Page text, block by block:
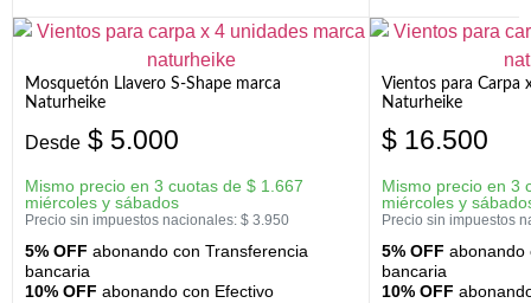
Mosquetón Llavero S-Shape marca
Naturheike
Desde $ 5.000
Mismo precio en 3 cuotas de $ 1.667
miércoles y sábados
Precio sin impuestos nacionales: $ 3.950
5% OFF abonando con Transferencia
bancaria
10% OFF abonando con Efectivo
Vientos para Carpa
Naturheike
$ 16.500
Mismo precio en 3
miércoles y
Precio sin impuestos
5% OFF abonando
bancaria
10% OFF